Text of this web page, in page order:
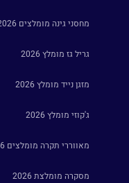
מחסני גינה מומלצים 2026
גריל גז מומלץ 2026
מזגן נייד מומלץ 2026
ג'קוזי מומלץ 2026
מאווררי תקרה מומלצים 2026
מסקרה מומלצת 2026